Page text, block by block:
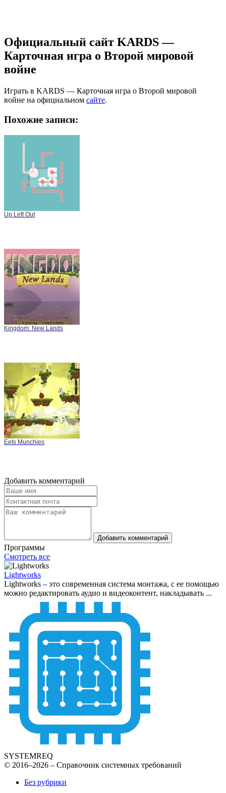
Официальный сайт KARDS —
Карточная игра о Второй мировой
войне
Играть в KARDS — Карточная игра о Второй мировой
войне на официальном сайте.
Похожие записи:
Up Left Out
Kingdom: New Lands
Eets Munchies
Добавить комментарий
Добавить комментарий
Программы
Смотреть все
Lightworks
Lightworks – это современная система монтажа, с ее помощью
можно редактировать аудио и видеоконтент, накладывать ...
SYSTEMREQ
© 2016–2026 – Справочник системных требований
Без рубрики